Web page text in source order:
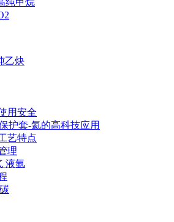
乙炔
用安全
护套-氦的高科技应用
艺特点
理
液氩